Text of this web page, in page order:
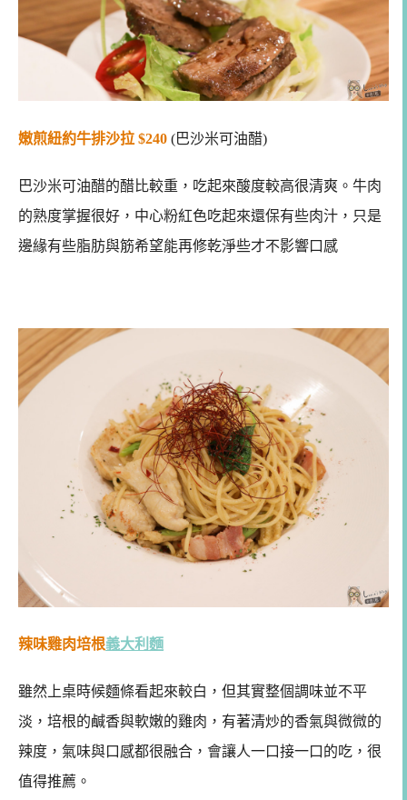
嫩煎紐約牛排沙拉 $240 (巴沙米可油醋)
巴沙米可油醋的醋比較重，吃起來酸度較高很清爽。牛肉
的熟度掌握很好，中心粉紅色吃起來還保有些肉汁，只是
邊緣有些脂肪與筋希望能再修乾淨些才不影響口感
辣味雞肉培根義大利麵
雖然上桌時候麵條看起來較白，但其實整個調味並不平
淡，培根的鹹香與軟嫩的雞肉，有著清炒的香氣與微微的
辣度，氣味與口感都很融合，會讓人一口接一口的吃，很
值得推薦。